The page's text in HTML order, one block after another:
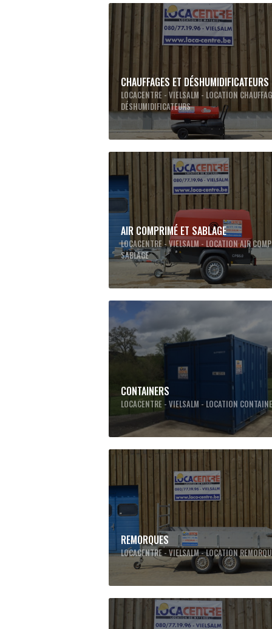
CHAUFFAGES ET DÉSHUMIDIFICATEURS
LOCACENTRE - VIELSALM - LOCATION
DÉSHUMIDIFICATEURS
AIR COMPRIMÉ ET SABLAGE
LOCACENTRE - VIELSALM - LOCATION AIR
SABLAGE
CONTAINERS
LOCACENTRE - VIELSALM - LOCATION
REMORQUES
LOCACENTRE - VIELSALM - LOCATION